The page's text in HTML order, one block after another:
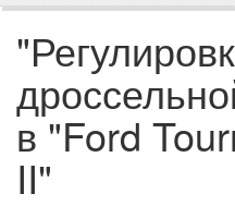
в "Ford
II"